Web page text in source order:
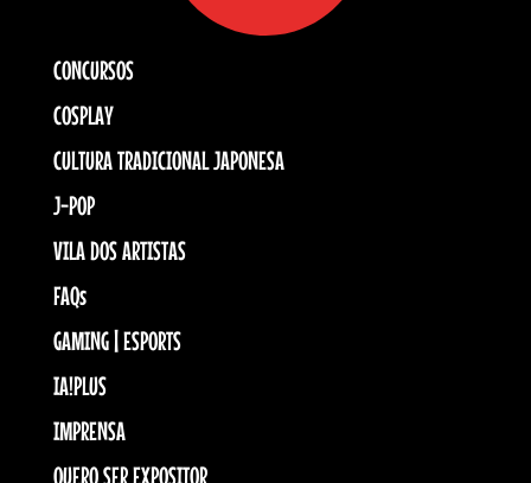
CONCURSOS
COSPLAY
CULTURA TRADICIONAL JAPONESA
J-POP
VILA DOS ARTISTAS
FAQs
GAMING | ESPORTS
IA!PLUS
IMPRENSA
QUERO SER EXPOSITOR